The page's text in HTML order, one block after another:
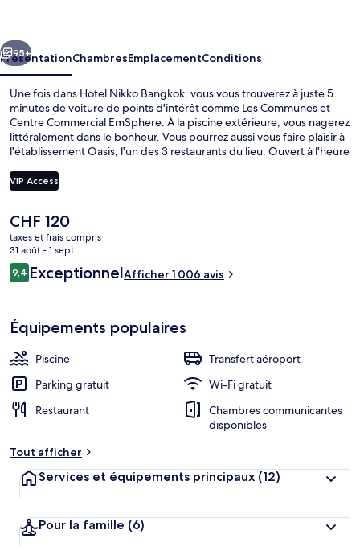
Suivant
95+
PrésentationChambresEmplacementConditions
Une fois dans Hotel Nikko Bangkok, vous vous trouverez à juste 5
minutes de voiture de points d'intérêt comme Les Communes et
Centre Commercial EmSphere. À la piscine extérieure, vous nagerez
littéralement dans le bonheur. Vous pourrez aussi vous faire plaisir à
l'établissement Oasis, l'un des 3 restaurants du lieu. Ouvert à l'heure
spécialités Cuisine locale et internationale. Cet hôtel de luxe vous
offre en outre un bar / salon, une salle de fitness et un sauna. Les
trouvent à une courte distance de marche : Station de métro Thong
Lo est à 2 minutes à pied et Station de métro Ekkamai, à 12 minutes.
VIP Access
Le
prix
actuel
est
de
CHF 120
taxes et frais compris
31 août - 1 sept.
Avis
voyageurs
9,49,4 sur 10
ExceptionnelAfficher 1 006 avis
Équipements populaires
Piscine
Transfert aéroport
Parking gratuit
Wi-Fi gratuit
Restaurant
Chambres communicantes
disponibles
Tout afficher
Services et équipements principaux (12)
Pour la famille (6)